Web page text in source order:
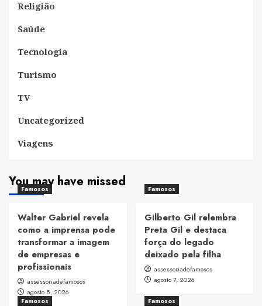
Religião
Saúde
Tecnologia
Turismo
TV
Uncategorized
Viagens
You may have missed
Famosos
Walter Gabriel revela
como a imprensa pode
transformar a imagem
de empresas e
profissionais
assessoriadefamosos
agosto 8, 2026
Famosos
Gilberto Gil relembra
Preta Gil e destaca
força do legado
deixado pela filha
assessoriadefamosos
agosto 7, 2026
Famosos Famosos